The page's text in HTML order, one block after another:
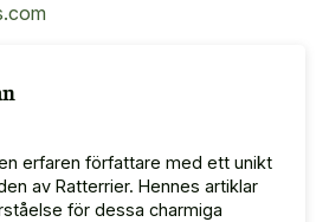
erfaren författare med ett unikt
av Ratterrier. Hennes artiklar
för dessa charmiga